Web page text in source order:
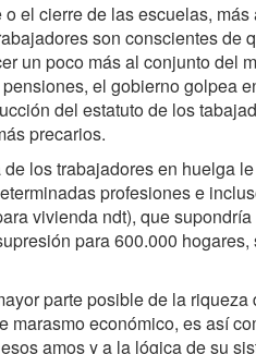
el cierre de las escuelas, más
son conscientes de
un poco más al conjunto del
el gobierno golpea
del estatuto de los
precarios.
los trabajadores en huelga
profesiones e
vivienda ndt), que
para 600.000 hogares,
parte posible de la riqueza
marasmo económico, es así
amos y a la lógica de su